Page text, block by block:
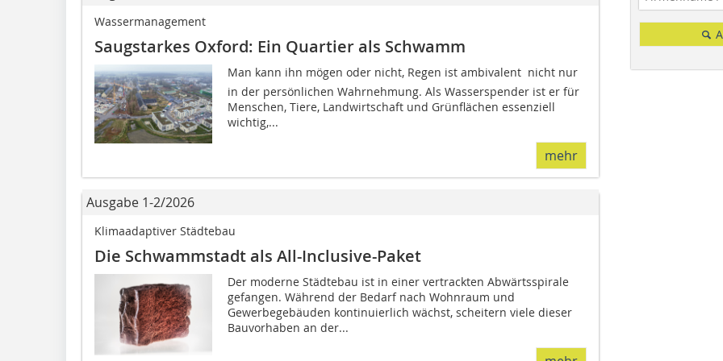
Wassermanagement
Saugstarkes Oxford: Ein Quartier als Schwamm
Man kann ihn mögen oder nicht, Regen ist ambivalent  nicht nur
in der persönlichen Wahrnehmung. Als Wasserspender ist er für
Menschen, Tiere, Landwirtschaft und Grünflächen essenziell
wichtig,...
mehr
Ausgabe 1-2/2026
Klimaadaptiver Städtebau
Die Schwammstadt als All-Inclusive-Paket
Der moderne Städtebau ist in einer vertrackten Abwärtsspirale
gefangen. Während der Bedarf nach Wohnraum und
Gewerbegebäuden kontinuierlich wächst, scheitern viele dieser
Bauvorhaben an der...